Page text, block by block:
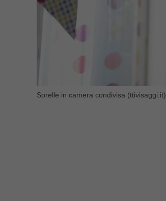
Sorelle in camera condivisa (ttivisaggi.it)